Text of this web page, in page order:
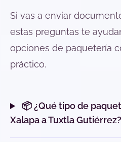
Si vas a enviar
estas preguntas te
opciones de paquetería
práctico.
📦 ¿Qué tipo de
Xalapa a Tuxtla Gutiérrez?